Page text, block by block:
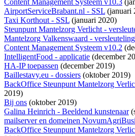
Content Management Systeem v10.3
AirportServiceBrabant.nl - SSL (januari
Taxi Korthout - SSL (januari 2020)
Steunpunt Mantelzorg Verlicht -
Mantelzorg Valkenswaard - versleuteling
Content Management Systeem v10.2
IntelligentFood - applicatie (december
HA-IP toepassen (december 2019)
Baillestavy.eu - dossiers (oktober 2019)
BackOffice Steunpunt Mantelzorg
2019)
Bij ons (oktober 2019)
Galina Heinrich - Beeldend kunstenaar
mailserver en domeinen
BackOffice Steunpunt Mantelzorg